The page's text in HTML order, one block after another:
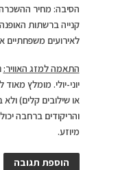
הסיבה: מחיר
קנייה ברשתות
לאירועים משפחתיים
התאמה למזג האוויר:
יוני-יולי. מומלץ
או שילובים קלים)
והריקודים ברחבה
מיוזע.
הוספת תגובה